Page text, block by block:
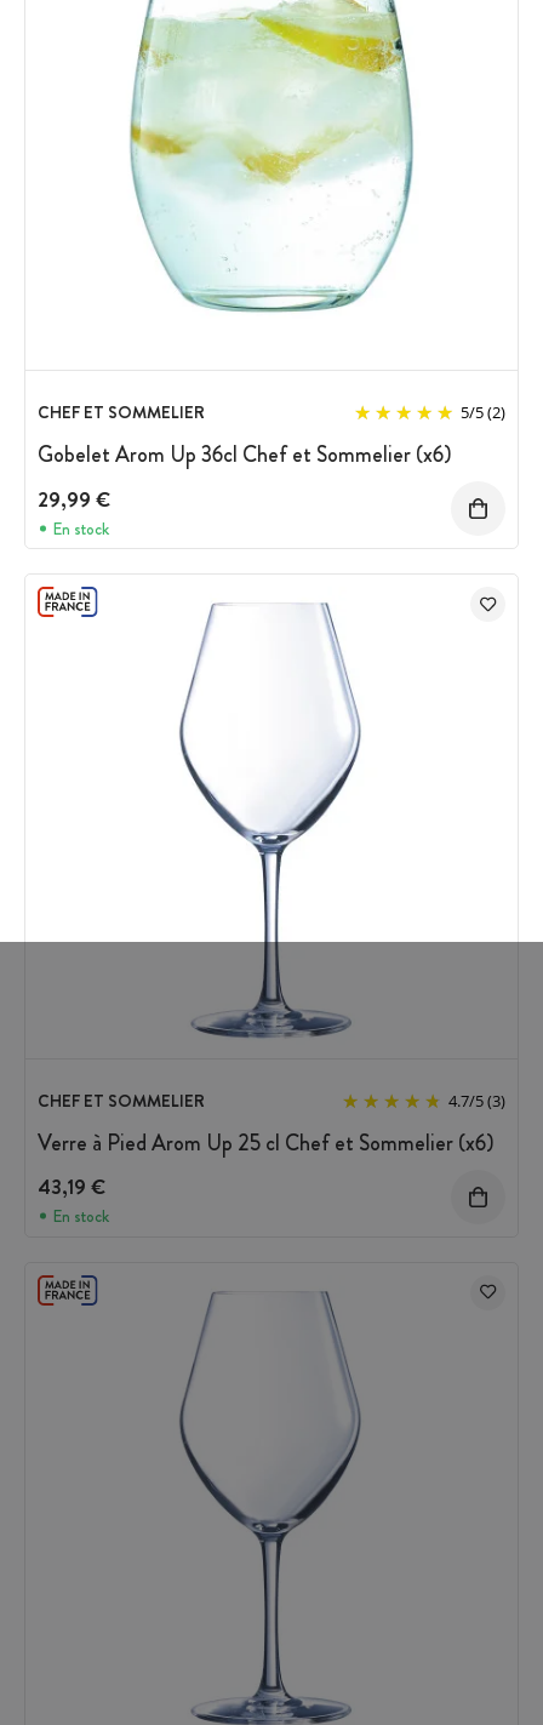
CHEF ET SOMMELIER 5/5(2)
Gobelet Arom Up 36cl Chef et Sommelier (x6)
29,99 €
En stock
CHEF ET SOMMELIER 4.7/5(3)
Verre à Pied Arom Up 25 cl Chef et Sommelier (x6)
43,19 €
En stock